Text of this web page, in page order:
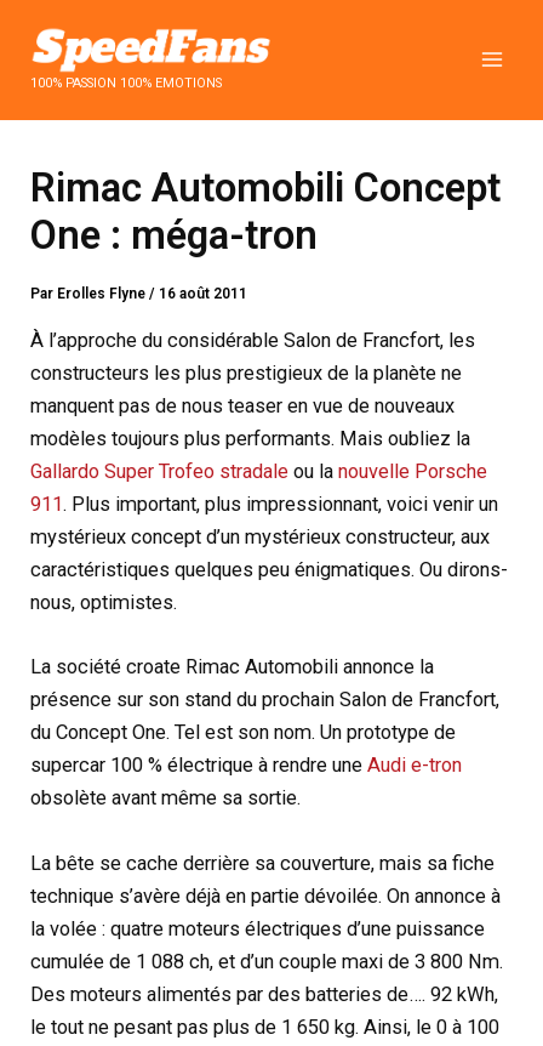
contenu100% PASSION 100% EMOTIONS
Rimac Automobili Concept
One : méga-tron
Par Erolles Flyne/ 16 août 2011
À l’approche du considérable Salon de Francfort, les
constructeurs les plus prestigieux de la planète ne
manquent pas de nous teaser en vue de nouveaux
modèles toujours plus performants. Mais oubliez la
Gallardo Super Trofeo stradale ou lanouvelle Porsche
911. Plus important, plus impressionnant, voici venir un
mystérieux concept d’un mystérieux constructeur, aux
caractéristiques quelques peu énigmatiques. Ou dirons-
nous, optimistes.
La société croate Rimac Automobili annonce la
présence sur son stand du prochain Salon de Francfort,
du Concept One. Tel est son nom. Un prototype de
supercar 100 % électrique à rendre uneAudi e-tron
obsolète avant même sa sortie.
La bête se cache derrière sa couverture, mais sa fiche
technique s’avère déjà en partie dévoilée. On annonce à
la volée : quatre moteurs électriques d’une puissance
cumulée de 1 088 ch, et d’un couple maxi de 3 800 Nm.
Des moteurs alimentés par des batteries de…. 92 kWh,
le tout ne pesant pas plus de 1 650 kg. Ainsi, le 0 à 100